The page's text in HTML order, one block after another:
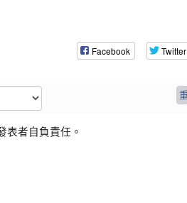
Facebook Twitter
表者自負責任。